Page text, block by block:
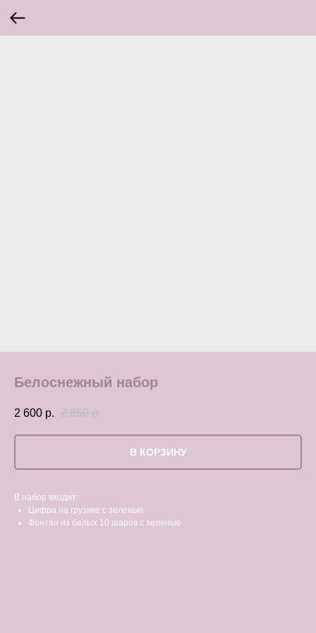
Белоснежный набор
2 600 р. 2 850 р.
В КОРЗИНУ
В набор входит:
Цифра на грузике с зеленью
Фонтан из белых 10 шаров с зеленью